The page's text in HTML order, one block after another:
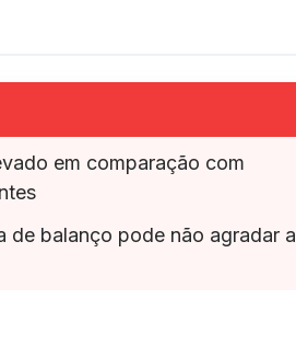
em comparação com
de balanço pode não agradar a